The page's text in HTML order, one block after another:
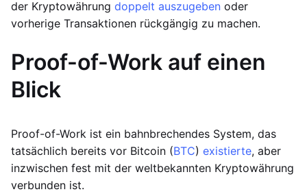
der Kryptowährung doppelt auszugeben oder
vorherige Transaktionen rückgängig zu machen.
Proof-of-Work auf einen
Blick
Proof-of-Work ist ein bahnbrechendes System, das
tatsächlich bereits vor Bitcoin (BTC) existierte, aber
inzwischen fest mit der weltbekannten Kryptowährung
verbunden ist.